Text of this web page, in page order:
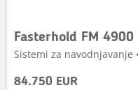
Fasterhold FM 4900
Sistemi za navodnjavanje
84.750 EUR